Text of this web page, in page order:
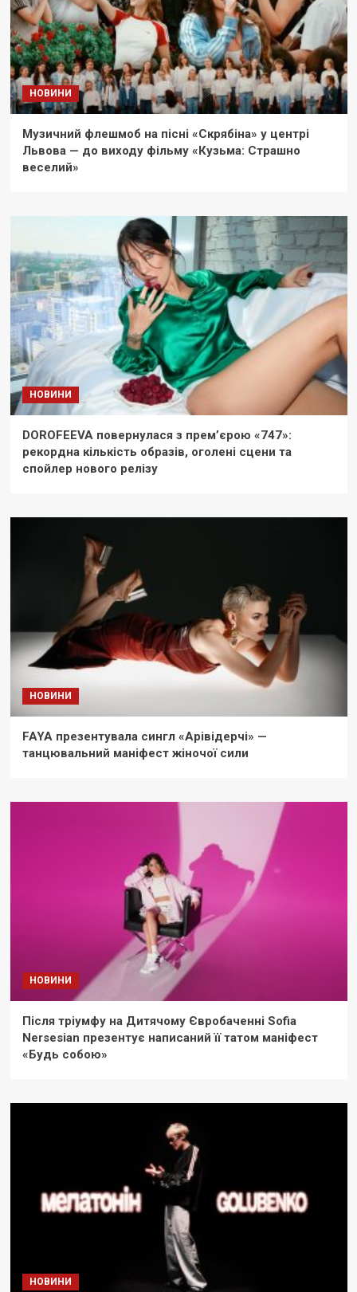
НОВИНИ
Музичний флешмоб на пісні «Скрябіна» у центрі
Львова — до виходу фільму «Кузьма: Страшно
веселий»
НОВИНИ
DOROFEEVA повернулася з прем’єрою «747»:
рекордна кількість образів, оголені сцени та
спойлер нового релізу
НОВИНИ
FAYA презентувала сингл «Арівідерчі» —
танцювальний маніфест жіночої сили
НОВИНИ
Після тріумфу на Дитячому Євробаченні Sofia
Nersesian презентує написаний її татом маніфест
«Будь собою»
НОВИНИ